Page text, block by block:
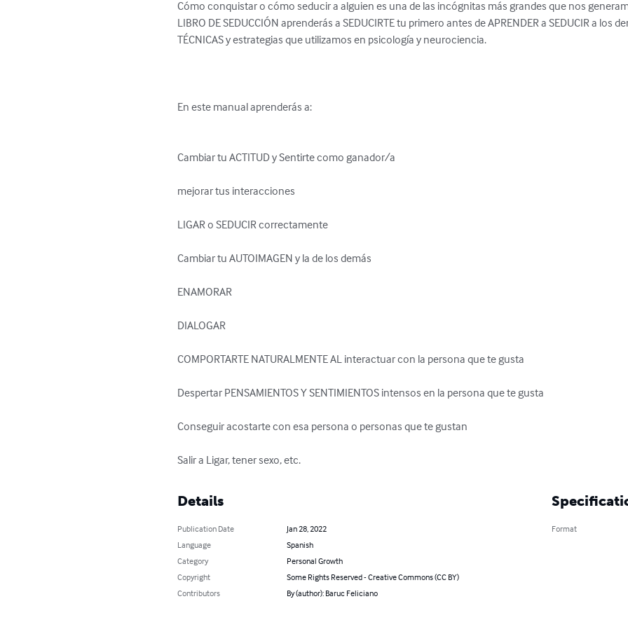
Cómo conquistar o cómo seducir a alguien es una de las incógnitas más grandes que nos
LIBRO DE SEDUCCIÓN aprenderás a SEDUCIRTE tu primero antes de APRENDER a SEDUCIR a los
TÉCNICAS y estrategias que utilizamos en psicología y neurociencia.
En este manual aprenderás a:
Cambiar tu ACTITUD y Sentirte como ganador/a
mejorar tus interacciones
LIGAR o SEDUCIR correctamente
Cambiar tu AUTOIMAGEN y la de los demás
ENAMORAR
DIALOGAR
COMPORTARTE NATURALMENTE AL interactuar con la persona que te gusta
Despertar PENSAMIENTOS Y SENTIMIENTOS intensos en la persona que te gusta
Conseguir acostarte con esa persona o personas que te gustan
Salir a Ligar, tener sexo, etc.
Details
Publication Date
Jan 28, 2022
Language
Spanish
Category
Personal Growth
Copyright
Some Rights Reserved - Creative Commons (CC BY)
Contributors
By (author): Baruc Feliciano
Format